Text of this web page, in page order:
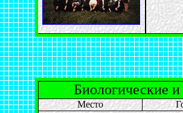
Биологические и
Место